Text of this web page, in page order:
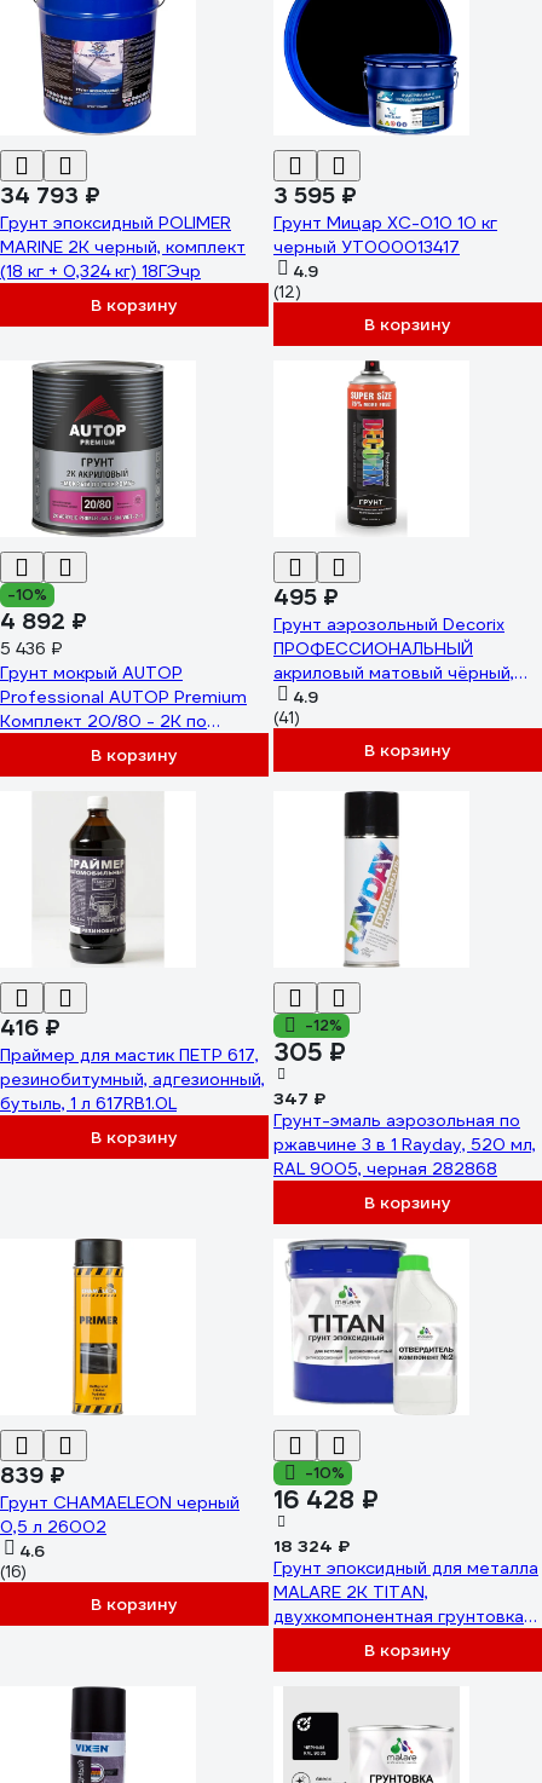
ЭГМЕТ9005Г1000
34 793 ₽
Грунт эпоксидный POLIMER
MARINE 2К черный, комплект
(18 кг + 0,324 кг) 18ГЭчр
В корзину
3 595 ₽
Грунт Мицар ХС-010 10 кг
черный УТ000013417
4.9
(12)
В корзину
-10%
4 892 ₽
5 436 ₽
Грунт мокрый AUTOP
Professional AUTOP Premium
Комплект 20/80 - 2K по
мокрому+отв.-черный-Банка,
1,0л+0,5л ATP-PR20/80-1/P2-C
В корзину
495 ₽
Грунт аэрозольный Decorix
ПРОФЕССИОНАЛЬНЫЙ
акриловый матовый чёрный,
650 мл 0140-02 DX
4.9
(41)
В корзину
416 ₽
Праймер для мастик ПЕТР 617,
резинобитумный, адгезионный,
бутыль, 1 л 617RB1.0L
В корзину
-12%
305 ₽
347 ₽
Грунт-эмаль аэрозольная по
ржавчине 3 в 1 Rayday, 520 мл,
RAL 9005, черная 282868
В корзину
839 ₽
Грунт CHAMAELEON черный
0,5 л 26002
4.6
(16)
В корзину
-10%
16 428 ₽
18 324 ₽
Грунт эпоксидный для металла
MALARE 2К TITAN,
двухкомпонентная грунтовка
антикоррозионная
высокопрочная, черный, 18 кг +
4660504735905
ЭГМЕТ9005Г1800
В корзину